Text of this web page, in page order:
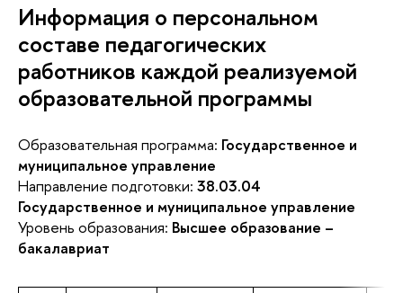
Информация о персональном
составе педагогических
работников каждой реализуемой
образовательной программы
Образовательная программа: Государственное и
муниципальное управление
Направление подготовки: 38.03.04
Государственное и муниципальное управление
Уровень образования: Высшее образование –
бакалавриат